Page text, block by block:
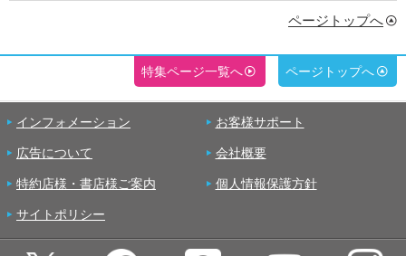
ページトップへ
特集ページ一覧へ ページトップへ
インフォメーション お客様サポート
広告について 会社概要
特約店様・書店様ご案内 個人情報保護方針
サイトポリシー